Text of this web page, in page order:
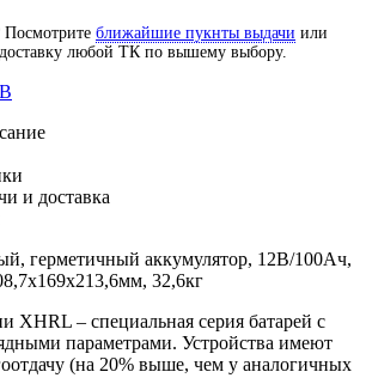
Посмотрите ближайшие пукнты выдачи или
любой ТК по вышему выбору.
и доставка
герметичный аккумулятор, 12В/100Ач,
32,6кг
XHRL – специальная серия батарей с
параметрами. Устройства имеют
(на 20% выше, чем у аналогичных